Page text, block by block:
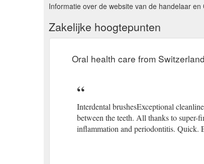
Informatie over de website van de handelaar
Zakelijke hoogtepunten
Oral health care from
Interdental brushesExceptional
between the teeth. All thanks to super-
inflammation and periodontitis. Quick.